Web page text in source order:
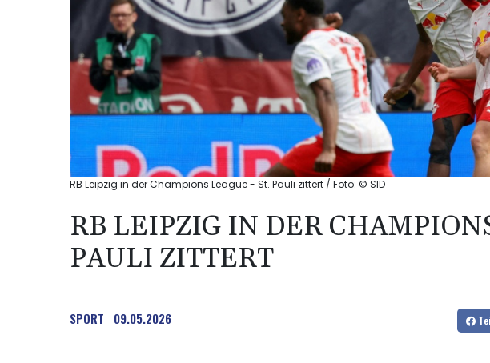
RB Leipzig in der Champions League - St. Pauli zittert / Foto: © SID
RB LEIPZIG IN DER
PAULI ZITTERT
SPORT 09.05.2026